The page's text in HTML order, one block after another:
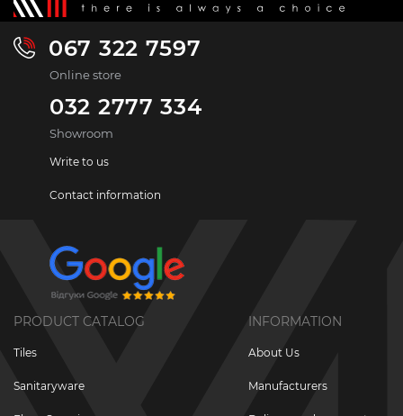
067 322 7597
Online store
032 2777 334
Showroom
Write to us
Contact information
PRODUCT CATALOG
Tiles
Sanitaryware
INFORMATION
About Us
Manufacturers